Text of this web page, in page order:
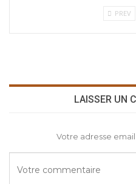
PREV
LAISSER UN
Votre adresse